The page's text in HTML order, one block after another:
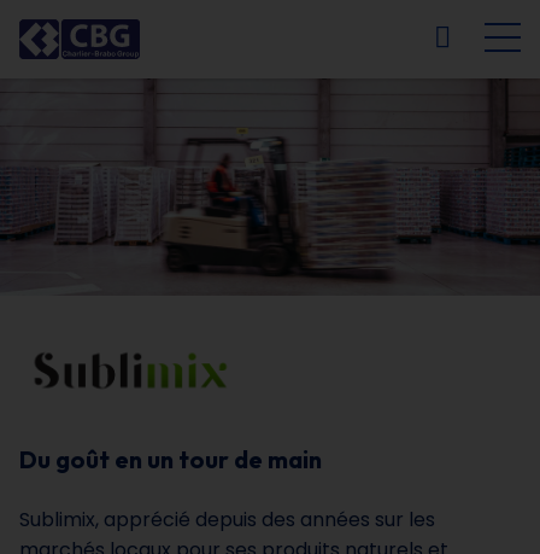
EN DE
Du goût en un tour de main
Sublimix, apprécié depuis des années sur les